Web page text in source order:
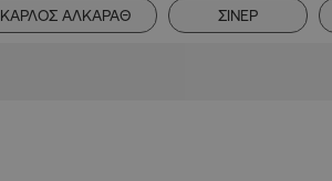
ΚΑΡΛΟΣ ΑΛΚΑΡΑΘ ΣΙΝΕΡ